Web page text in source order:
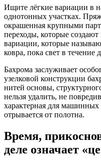
Ищите лёгкие вариации в
однотонных участках.
окрашенная крупными
переходы, которые
вариации, которые
ковра, пока свет в течение
Бахрома заслуживает
узелковой конструкции
нитей основы,
нельзя удалить, не
характерная для машинных
отрывается от полотна.
Время,
деле означает